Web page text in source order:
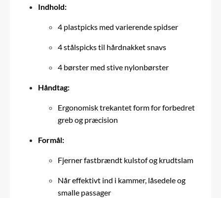
Indhold:
4 plastpicks med varierende spidser
4 stålspicks til hårdnakket snavs
4 børster med stive nylonbørster
Håndtag:
Ergonomisk trekantet form for forbedret
greb og præcision
Formål:
Fjerner fastbrændt kulstof og krudtslam
Når effektivt ind i kammer, låsedele og
smalle passager